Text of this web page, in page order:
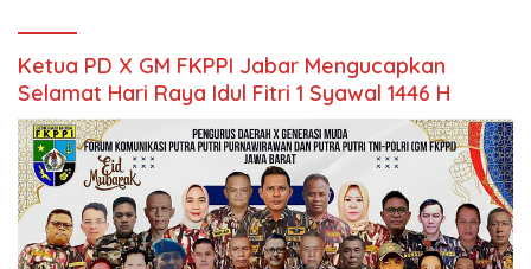
Ketua PD X GM FKPPI Jabar Mengucapkan
Selamat Hari Raya Idul Fitri 1 Syawal 1446 H